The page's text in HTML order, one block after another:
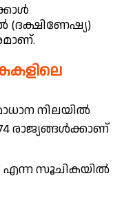
(ദക്ഷിണേഷ്യ)
നിലയിൽ
രാജ്യങ്ങൾക്കാണ്
എന്ന സൂചികയിൽ